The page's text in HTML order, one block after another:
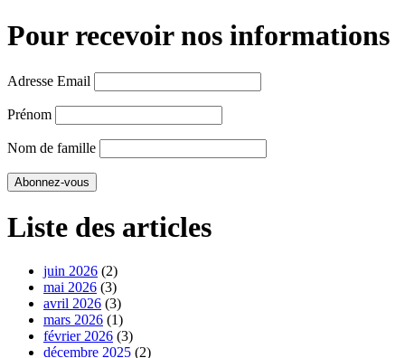
Pour recevoir nos informations
Adresse Email
Prénom
Nom de famille
Liste des articles
juin 2026 (2)
mai 2026 (3)
avril 2026 (3)
mars 2026 (1)
février 2026 (3)
décembre 2025 (2)